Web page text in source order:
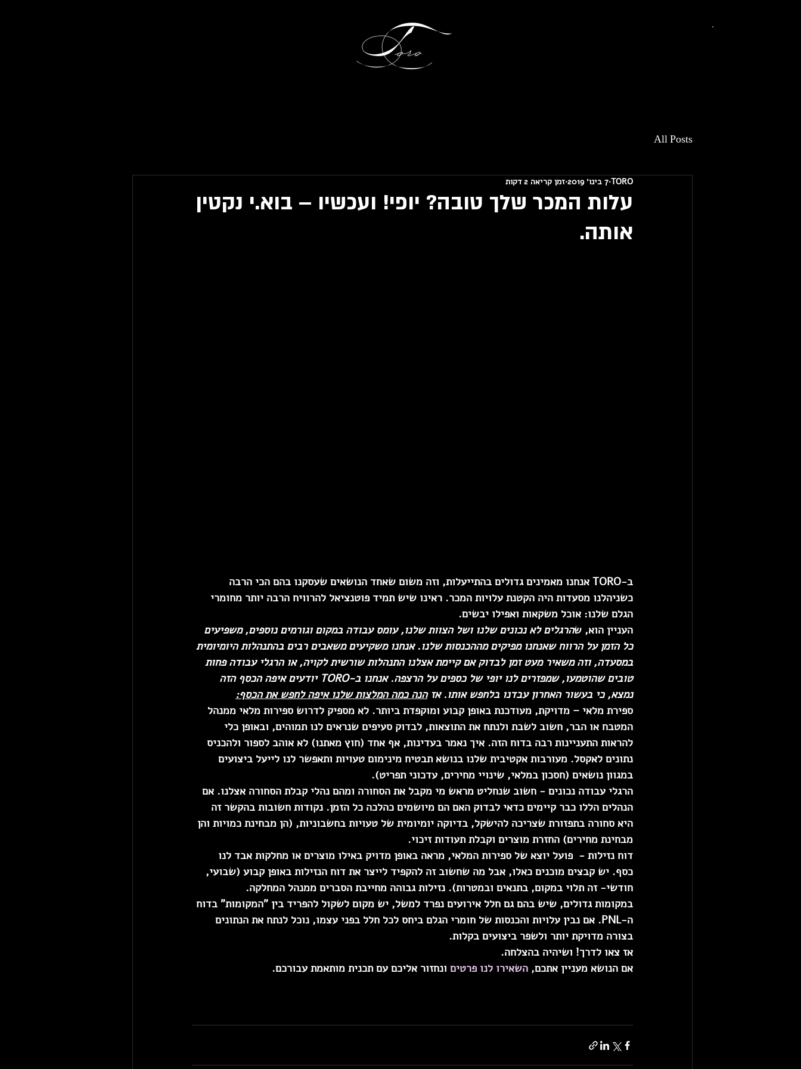
All Posts
עלות המכר שלך טובה? יופי! ועכשיו – בוא.י נקטין
אותה.
TORO 7 בינו׳ 2019 זמן קריאה 2 דקות
ב-TORO אנחנו מאמינים גדולים בהתייעלות, וזה משום שאחד הנושאים שעסקנו בהם הכי הרבה
כשניהלנו מסעדות היה הקטנת עלויות המכר. ראינו שיש תמיד פוטנציאל להרוויח הרבה יותר מחומרי
הגלם שלנו: אוכל משקאות ואפילו יבשים.
העניין הוא, שהרגלים לא נכונים שלנו ושל הצוות שלנו, עומס עבודה במקום וגורמים נוספים, משפיעים
כל הזמן על הרווח שאנחנו מפיקים מההכנסות שלנו. אנחנו משקיעים משאבים רבים בהתנהלות היומיומית
במסעדה, וזה משאיר מעט זמן לבדוק אם קיימת אצלנו התנהלות שורשית לקויה, או הרגלי עבודה פחות
טובים שהוטמעו, שמפזרים לנו יופי של כספים על הרצפה. אנחנו ב-TORO יודעים איפה הכסף הזה
נמצא, כי בעשור האחרון עבדנו בלחפש אותו. אז הנה כמה המלצות שלנו איפה לחפש את הכסף:
ספירת מלאי – מדויקת, מעודכנת באופן קבוע ומוקפדת ביותר. לא מספיק לדרוש ספירות מלאי ממנהל
המטבח או הבר, חשוב לשבת ולנתח את התוצאות, לבדוק סעיפים שנראים לנו תמוהים, ובאופן כלי
להראות התעניינות רבה בדוח הזה. איך נאמר בעדינות, אף אחד (חוץ מאתנו) לא אוהב לספור ולהכניס
נתונים לאקסל. מעורבות אקטיבית שלנו בנושא תבטיח מינימום טעויות ותאפשר לנו לייעל ביצועים
במגוון נושאים (חסכון במלאי, שינויי מחירים, עדכוני תפריט).
הרגלי עבודה נכונים - חשוב שנחליט מראש מי מקבל את הסחורה ומהם נהלי קבלת הסחורה אצלנו. אם
הנהלים הללו כבר קיימים כדאי לבדוק האם הם מיושמים כהלכה כל הזמן. נקודות חשובות בהקשר זה
היא סחורה בתפזורת שצריכה להישקל, בדיוקה יומיומית של טעויות בחשבוניות, (הן מבחינת כמויות והן
מבחינת מחירים) החזרת מוצרים וקבלת תעודות זיכוי.
דוח נזילות - פועל יוצא של ספירות המלאי, מראה באופן מדויק באילו מוצרים או מחלקות אבד לנו
כסף. יש קבצים מוכנים כאלו, אבל מה שחשוב זה להקפיד לייצר את דוח הנזילות באופן קבוע (שבועי,
חודשי- זה תלוי במקום, בתנאים ובמטרות). נזילות גבוהה מחייבת הסברים ממנהל המחלקה.
במקומות גדולים, שיש בהם גם חלל אירועים נפרד למשל, יש מקום לשקול להפריד בין "המקומות" בדוח
ה-PNL. אם נבין עלויות והכנסות של חומרי הגלם ביחס לכל חלל בפני עצמו, נוכל לנתח את הנתונים
בצורה מדויקת יותר ולשפר ביצועים בקלות.
אז צאו לדרך! ושיהיה בהצלחה.
אם הנושא מעניין אתכם, השאירו לנו פרטים ונחזור אליכם עם תכנית מותאמת עבורכם.